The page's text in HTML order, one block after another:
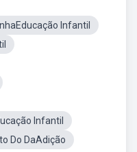
Infantil
Infantil
Do DaAdição